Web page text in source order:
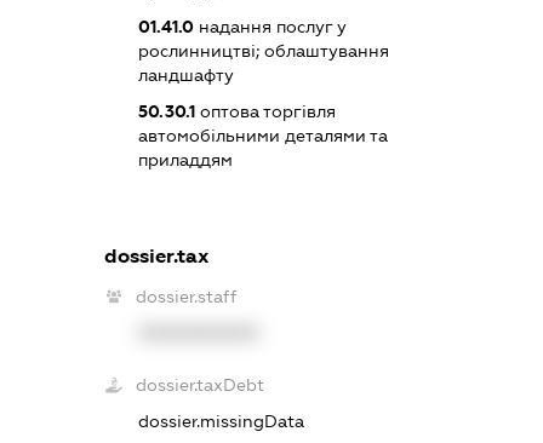
01.41.0надання послуг у
рослинництві; облаштування
ландшафту
50.30.1оптова торгівля
автомобільними деталями та
приладдям
dossier.tax
dossier.staff
dossier.taxDebt
dossier.missingData